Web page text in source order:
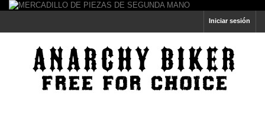
Iniciar sesión